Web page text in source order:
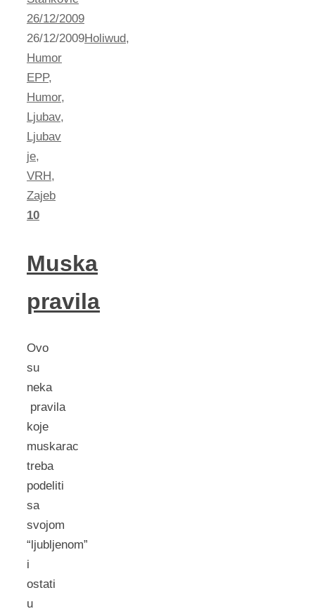
26/12/2009
26/12/2009Holiwud,
Humor
EPP,
Humor,
Ljubav,
Ljubav
je,
VRH,
Zajeb
10
Muska
pravila
Ovo
su
neka
pravila
koje
muskarac
treba
podeliti
sa
svojom
“ljubljenom”
i
ostati
u